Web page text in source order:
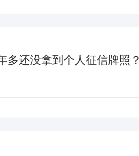
多还没拿到个人征信牌照？